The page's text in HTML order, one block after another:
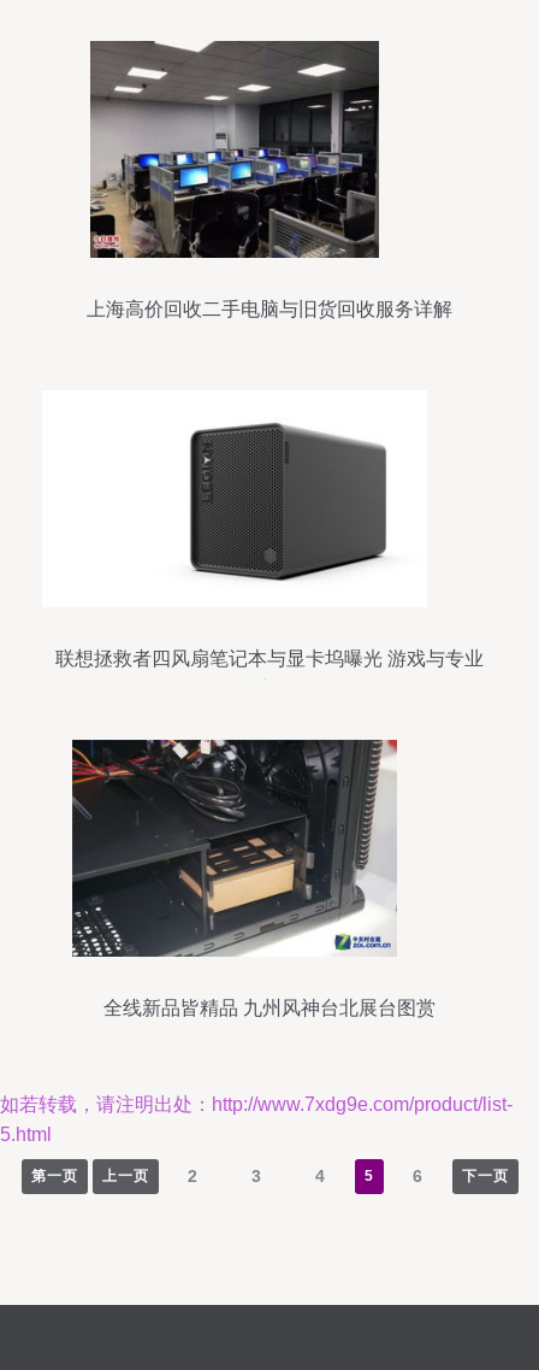
上海高价回收二手电脑与旧货回收服务详解
联想拯救者四风扇笔记本与显卡坞曝光 游戏与专业
全线新品皆精品 九州风神台北展台图赏
如若转载，请注明出处：http://www.7xdg9e.com/product/list-
5.html
第一页 上一页 2 3 4 5 6 下一页